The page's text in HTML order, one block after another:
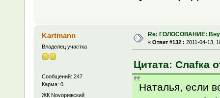
Kartmann
Владелец участка
Сообщений: 247
Карма: 0
ЖК Novoрижский
Re: ГОЛОСОВАНИЕ:
« Ответ #132 : 2011-04-13,
Цитата: Слаfка
Наталья, если